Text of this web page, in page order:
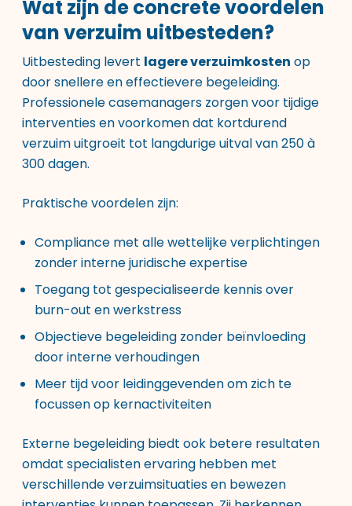
Wat zijn de concrete voordelen
van verzuim uitbesteden?
Uitbesteding levert lagere verzuimkosten op
door snellere en effectievere begeleiding.
Professionele casemanagers zorgen voor tijdige
interventies en voorkomen dat kortdurend
verzuim uitgroeit tot langdurige uitval van 250 à
300 dagen.
Praktische voordelen zijn:
Compliance met alle wettelijke verplichtingen
zonder interne juridische expertise
Toegang tot gespecialiseerde kennis over
burn-out en werkstress
Objectieve begeleiding zonder beïnvloeding
door interne verhoudingen
Meer tijd voor leidinggevenden om zich te
focussen op kernactiviteiten
Externe begeleiding biedt ook betere resultaten
omdat specialisten ervaring hebben met
verschillende verzuimsituaties en bewezen